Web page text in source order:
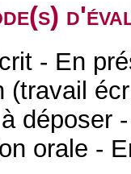
- En
(travail
déposer
orale -